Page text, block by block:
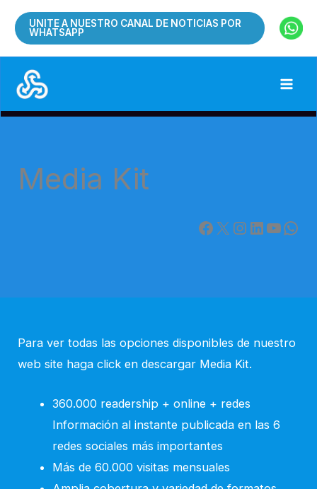
UNITE A NUESTRO CANAL DE NOTICIAS POR
WHATSAPP
Media Kit
Facebook X Instagram LinkedIn YouTube WhatsApp
Para ver todas las opciones disponibles de nuestro
web site haga click en descargar Media Kit.
360.000 readership + online + redes
Información al instante publicada en las 6
redes sociales más importantes
Más de 60.000 visitas mensuales